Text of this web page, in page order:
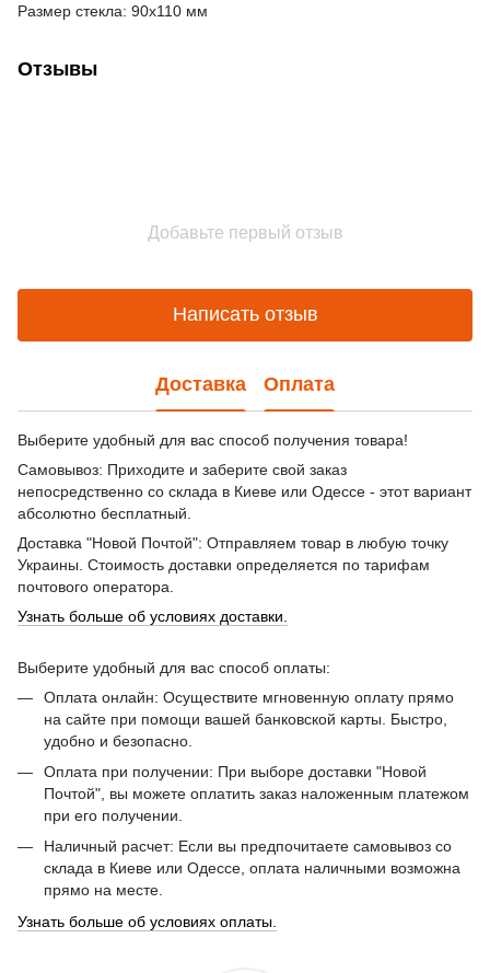
Размер стекла: 90х110 мм
Отзывы
Добавьте первый отзыв
Написать отзыв
Доставка Оплата
Выберите удобный для вас способ получения товара!
Самовывоз: Приходите и заберите свой заказ
непосредственно со склада в Киеве или Одессе - этот вариант
абсолютно бесплатный.
Доставка "Новой Почтой": Отправляем товар в любую точку
Украины. Стоимость доставки определяется по тарифам
почтового оператора.
Узнать больше об условиях доставки.
Выберите удобный для вас способ оплаты:
Оплата онлайн: Осуществите мгновенную оплату прямо
на сайте при помощи вашей банковской карты. Быстро,
удобно и безопасно.
Оплата при получении: При выборе доставки "Новой
Почтой", вы можете оплатить заказ наложенным платежом
при его получении.
Наличный расчет: Если вы предпочитаете самовывоз со
склада в Киеве или Одессе, оплата наличными возможна
прямо на месте.
Узнать больше об условиях оплаты.